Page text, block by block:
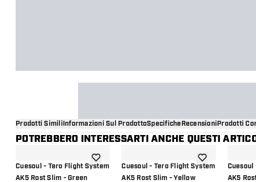
Prodotti SimiliInformazioni Sul ProdottoSpecificheRecensioniProdotti
POTREBBERO INTERESSARTI ANCHE QUESTI
Cuesoul - Tero Flight System
AK5 Rost Slim - Green
aggiungi alla lista dei desideri
Cuesoul - Tero Flight System
AK5 Rost Slim - Yellow
aggiungi alla lista
AK5